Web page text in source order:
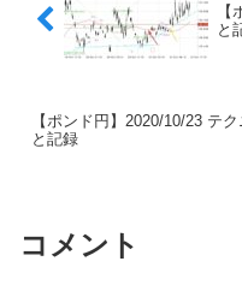
と
【ポンド円】2020/10/23 テ
と記録
コメント